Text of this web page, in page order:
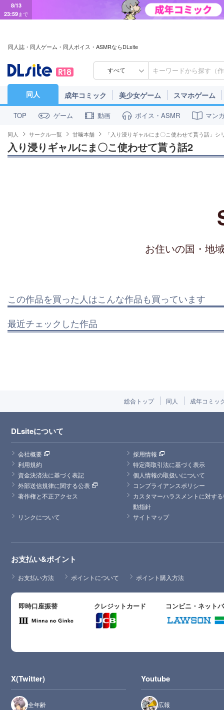
8/13
23:59まで
同人誌・同人ゲーム・同人ボイス・ASMRならDLsite
すべて
同人 成年コミック 美少女ゲーム スマホゲーム
TOP ゲーム 動画 ボイス・ASMR マン
同人 サークル一覧 甘噛本舗 「入り浸りギャルにま〇こ使わせて貰う話」シ
入り浸りギャルにま〇こ使わせて貰う話2
お住いの国・地
この作品を買った人はこんな作品も買っています
最近チェックした作品
総合トップ 同人 成年コミッ
DLsiteについて
会社概要
採用情報
利用規約
特定商取引法に基づく表示
資金決済法に基づく表記
個人情報の取扱いについて
外部送信規律に関する公表
コンプライアンスポリシー
著作権と不正アクセス
カスタマーハラスメントに対す
動指針
リンクについて
サイトマップ
お支払い&ポイント
お支払い方法 ポイントについて ポイント購入方法
即時口座振替 クレジットカード コンビニ・ネット
X(Twitter)
全年齢
Youtube
広報